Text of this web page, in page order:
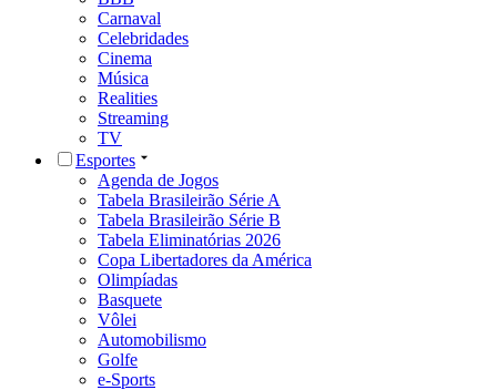
Carnaval
Celebridades
Cinema
Música
Realities
Streaming
TV
Esportes
Agenda de Jogos
Tabela Brasileirão Série A
Tabela Brasileirão Série B
Tabela Eliminatórias 2026
Copa Libertadores da América
Olimpíadas
Basquete
Vôlei
Automobilismo
Golfe
e-Sports